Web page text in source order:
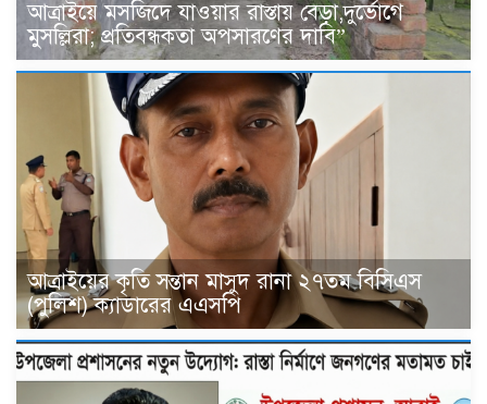
আত্রাইয়ে মসজিদে যাওয়ার রাস্তায় বেড়া,দুর্ভোগে
মুসল্লিরা; প্রতিবন্ধকতা অপসারণের দাবি”
আত্রাইয়ের কৃতি সন্তান মাসুদ রানা ২৭তম বিসিএস
(পুলিশ) ক্যাডারের এএসপি